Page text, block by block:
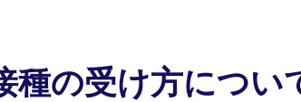
種の受け方につい